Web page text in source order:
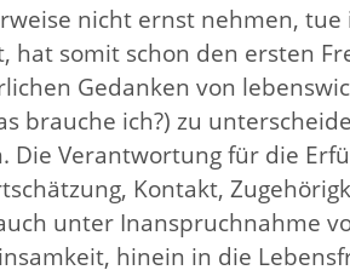
nicht ernst nehmen, tue
hat somit schon den ersten
Gedanken von
brauche ich?) zu
Die Verantwortung für die
Kontakt,
unter Inanspruchnahme
hinein in die